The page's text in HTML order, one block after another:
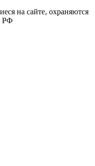
на сайте, охраняются
РФ